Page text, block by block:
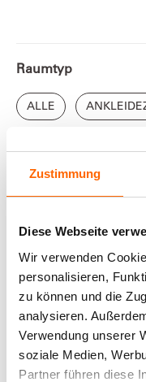
Zustimmung
Diese Webseite
Wir verwenden
personalisieren,
zu können und die
analysieren.
Verwendung unserer
soziale Medien,
Partner führen diese
Raumtyp
ALLE